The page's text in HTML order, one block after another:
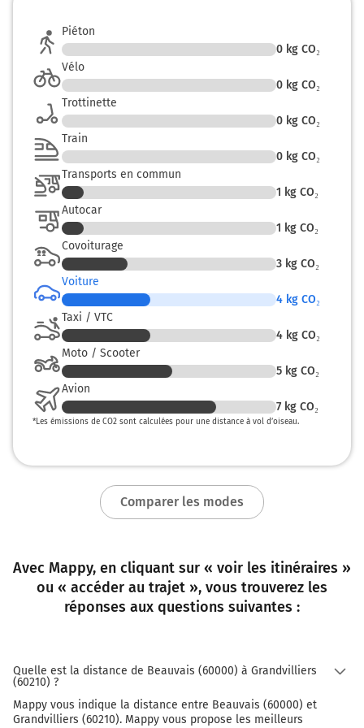
Piéton
0 kg CO₂
Vélo
0 kg CO₂
Trottinette
0 kg CO₂
Train
0 kg CO₂
Transports en commun
1 kg CO₂
Autocar
1 kg CO₂
Covoiturage
3 kg CO₂
Voiture
4 kg CO₂
Taxi / VTC
4 kg CO₂
Moto / Scooter
5 kg CO₂
Avion
7 kg CO₂
*Les émissions de CO2 sont calculées pour une distance à vol d’oiseau.
Comparer les modes
Avec Mappy, en cliquant sur « voir les itinéraires »
ou « accéder au trajet », vous trouverez les
réponses aux questions suivantes :
Quelle est la distance de Beauvais (60000) à Grandvilliers
(60210) ?
Mappy vous indique la distance entre Beauvais (60000) et
Grandvilliers (60210). Mappy vous propose les meilleurs